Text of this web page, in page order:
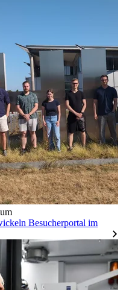
Besucherportal im